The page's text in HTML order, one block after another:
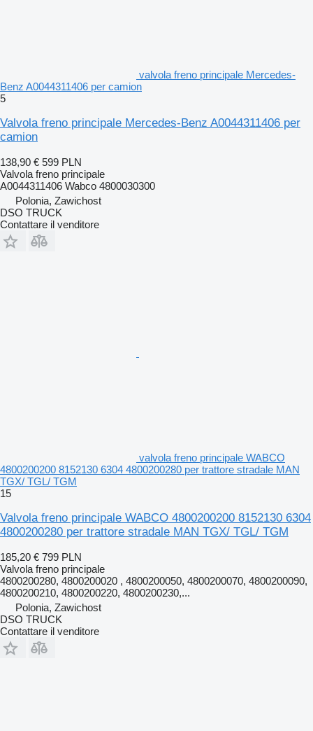
valvola freno principale Mercedes-
Benz A0044311406 per camion
5
Valvola freno principale Mercedes-Benz A0044311406 per
camion
138,90 € 599 PLN
Valvola freno principale
A0044311406 Wabco 4800030300
Polonia, Zawichost
DSO TRUCK
Contattare il venditore
valvola freno principale WABCO
4800200200 8152130 6304 4800200280 per trattore stradale MAN
TGX/ TGL/ TGM
15
Valvola freno principale WABCO 4800200200 8152130 6304
4800200280 per trattore stradale MAN TGX/ TGL/ TGM
185,20 € 799 PLN
Valvola freno principale
4800200280, 4800200020 , 4800200050, 4800200070, 4800200090,
4800200210, 4800200220, 4800200230,...
Polonia, Zawichost
DSO TRUCK
Contattare il venditore